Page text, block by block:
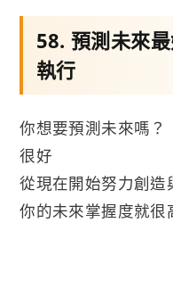
58. 預測未來
執行
你想要預測未來嗎？
很好
從現在開始努力創造
你的未來掌握度就很